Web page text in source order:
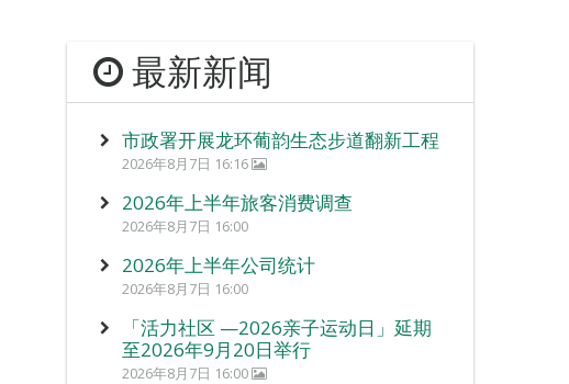
最新新闻
市政署开展龙环葡韵生态步道翻新工程
2026年8月7日 16:16
2026年上半年旅客消费调查
2026年8月7日 16:00
2026年上半年公司统计
2026年8月7日 16:00
「活力社区 —2026亲子运动日」延期
至2026年9月20日举行
2026年8月7日 16:00